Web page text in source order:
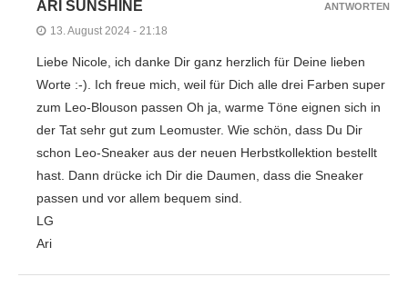
ARI SUNSHINE
13. August 2024 - 21:18
Liebe Nicole, ich danke Dir ganz herzlich für Deine lieben
Worte :-). Ich freue mich, weil für Dich alle drei Farben super
zum Leo-Blouson passen Oh ja, warme Töne eignen sich in
der Tat sehr gut zum Leomuster. Wie schön, dass Du Dir
schon Leo-Sneaker aus der neuen Herbstkollektion bestellt
hast. Dann drücke ich Dir die Daumen, dass die Sneaker
passen und vor allem bequem sind.
LG
Ari
ANTWORTEN